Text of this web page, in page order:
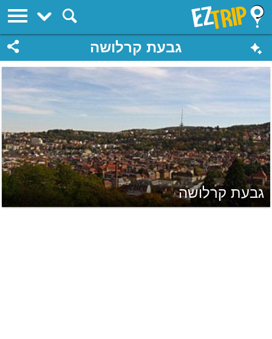
EZTrip
גבעת קרלושה
גבעת קרלושה